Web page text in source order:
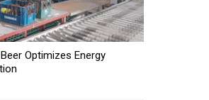
Optimizes Energy